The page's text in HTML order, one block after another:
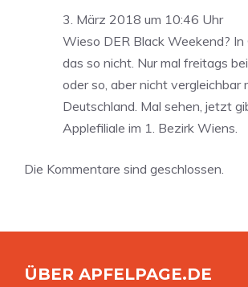
3. März 2018 um 10:46 Uhr
Wieso DER Black Weekend?
das so nicht. Nur mal freitags
oder so, aber nicht vergleichbar
Deutschland. Mal sehen, jetzt
Applefiliale im 1. Bezirk Wiens.
Die Kommentare sind geschlossen.
ÜBER APFELPAGE.DE